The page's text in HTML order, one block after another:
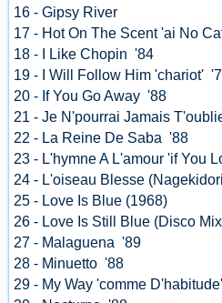
16 - Gipsy River
17 - Hot On The Scent 'ai No
18 - I Like Chopin '84
19 - I Will Follow Him 'chariot'
20 - If You Go Away '88
21 - Je N'pourrai Jamais
22 - La Reine De Saba '88
23 - L'hymne A L'amour 'if You
24 - L'oiseau Blesse
25 - Love Is Blue (1968)
26 - Love Is Still Blue (Disco
27 - Malaguena '89
28 - Minuetto '88
29 - My Way 'comme